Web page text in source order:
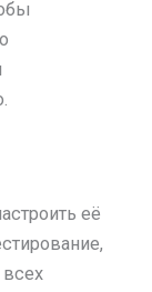
её
всех